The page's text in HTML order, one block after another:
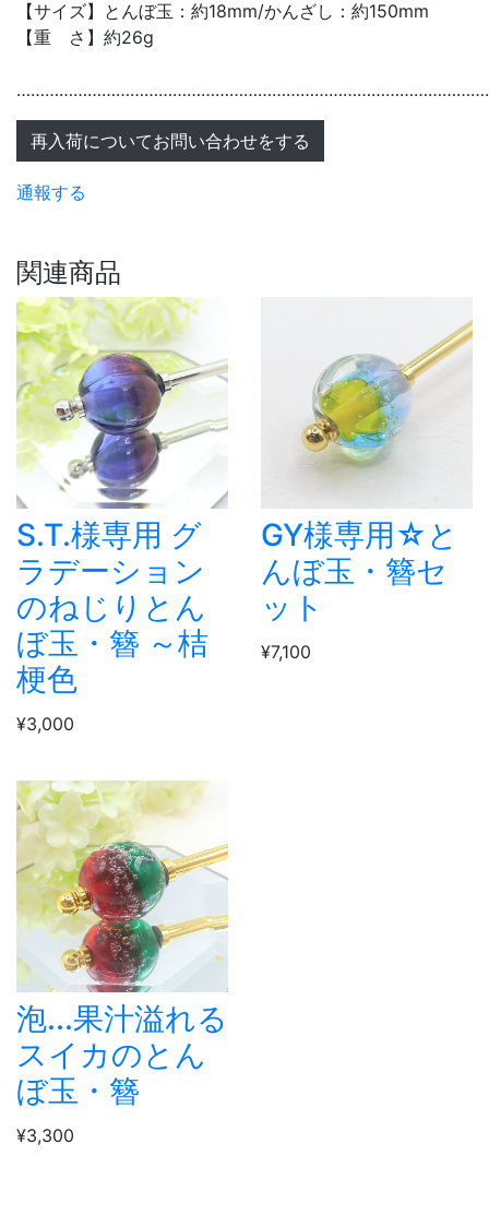
【サイズ】とんぼ玉：約18mm/かんざし：約150mm
【重 さ】約26g
再入荷についてお問い合わせをする
通報する
関連商品
S.T.様専用 グ
ラデーション
のねじりとん
ぼ玉・簪 ～桔
梗色
¥3,000
GY様専用☆と
んぼ玉・簪セ
ット
¥7,100
泡...果汁溢れる
スイカのとん
ぼ玉・簪
¥3,300